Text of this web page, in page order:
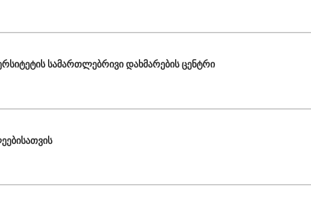
სამართლებრივი დახმარების ცენტრი